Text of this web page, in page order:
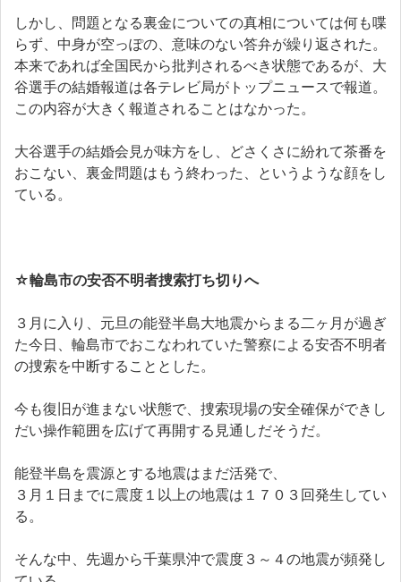
しかし、問題となる裏金についての真相については何も喋
らず、中身が空っぽの、意味のない答弁が繰り返された。
本来であれば全国民から批判されるべき状態であるが、大
谷選手の結婚報道は各テレビ局がトップニュースで報道。
この内容が大きく報道されることはなかった。
大谷選手の結婚会見が味方をし、どさくさに紛れて茶番を
おこない、裏金問題はもう終わった、というような顔をし
ている。
☆輪島市の安否不明者捜索打ち切りへ
３月に入り、元旦の能登半島大地震からまる二ヶ月が過ぎ
た今日、輪島市でおこなわれていた警察による安否不明者
の捜索を中断することとした。
今も復旧が進まない状態で、捜索現場の安全確保ができし
だい操作範囲を広げて再開する見通しだそうだ。
能登半島を震源とする地震はまだ活発で、
３月１日までに震度１以上の地震は１７０３回発生してい
る。
そんな中、先週から千葉県沖で震度３～４の地震が頻発し